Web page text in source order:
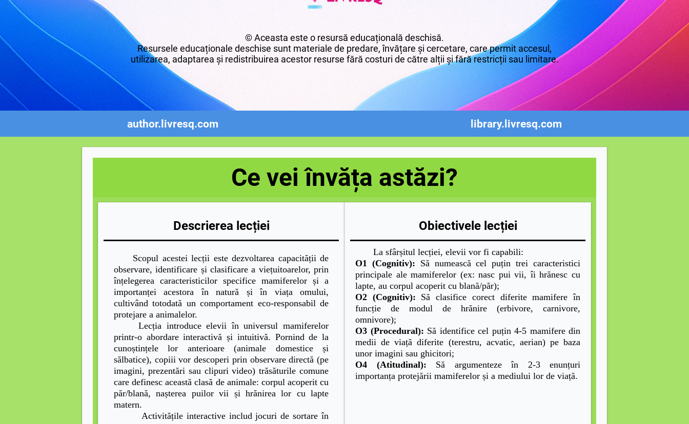
© Aceasta este o resursă educațională deschisă.
Resursele educaționale deschise sunt materiale de predare, învățare și cercetare, care permit accesul,
utilizarea, adaptarea și redistribuirea acestor resurse fără costuri de către alții și fără restricții sau limitare.
author.livresq.com library.livresq.com
Ce vei învăța astăzi?
Descrierea lecției
Scopul acestei lecții este dezvoltarea capacității de
observare, identificare și clasificare a viețuitoarelor, prin
înțelegerea caracteristicilor specifice mamiferelor și a
importanței acestora în natură și în viața omului,
cultivând totodată un comportament eco-responsabil de
protejare a animalelor.
Lecția introduce elevii în universul mamiferelor
printr-o abordare interactivă și intuitivă. Pornind de la
cunoștințele lor anterioare (animale domestice și
sălbatice), copiii vor descoperi prin observare directă (pe
imagini, prezentări sau clipuri video) trăsăturile comune
care definesc această clasă de animale: corpul acoperit cu
păr/blană, nașterea puilor vii și hrănirea lor cu lapte
matern.
Activitățile interactive includ jocuri de sortare în
Obiectivele lecției
La sfârșitul lecției, elevii vor fi capabili:
O1 (Cognitiv): Să numească cel puțin trei caracteristici
principale ale mamiferelor (ex: nasc pui vii, îi hrănesc cu
lapte, au corpul acoperit cu blană/păr);
O2 (Cognitiv): Să clasifice corect diferite mamifere în
funcție de modul de hrănire (erbivore, carnivore,
omnivore);
O3 (Procedural): Să identifice cel puțin 4-5 mamifere din
medii de viață diferite (terestru, acvatic, aerian) pe baza
unor imagini sau ghicitori;
O4 (Atitudinal): Să argumenteze în 2-3 enunțuri
importanța protejării mamiferelor și a mediului lor de viață.